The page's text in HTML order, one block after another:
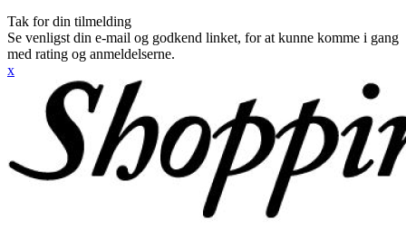
Tak for din tilmelding
Se venligst din e-mail og godkend linket, for at kunne komme i gang
med rating og anmeldelserne.
x